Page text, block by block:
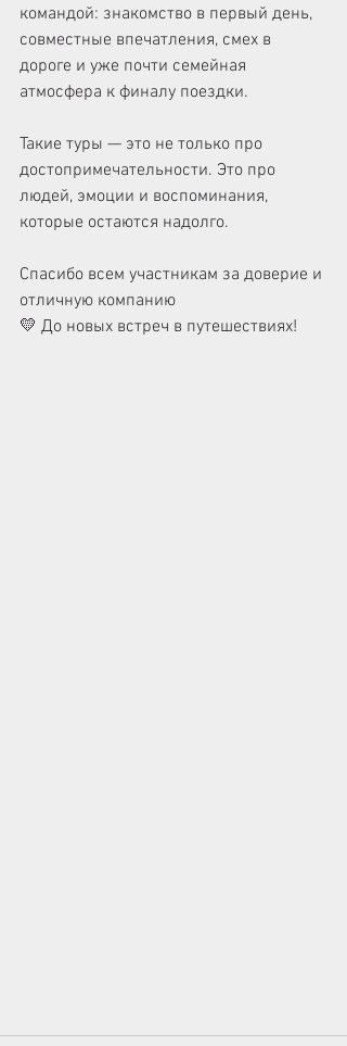
командой: знакомство в первый день,
совместные впечатления, смех в
дороге и уже почти семейная
атмосфера к финалу поездки.
Такие туры — это не только про
достопримечательности. Это про
людей, эмоции и воспоминания,
которые остаются надолго.
Спасибо всем участникам за доверие и
отличную компанию
💛 До новых встреч в путешествиях!